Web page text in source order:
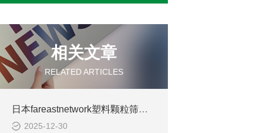
相关文章
RELATED ARTICLES
日本fareastnetwork塑料颗粒筛分机
2025-12-30